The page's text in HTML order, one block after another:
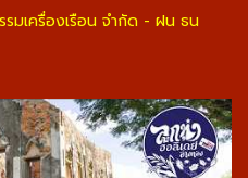
รมเครื่องเรือน จำกัด - ฝน ธน